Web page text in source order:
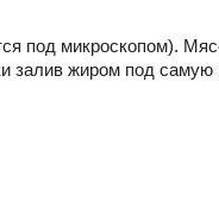
под микроскопом).
залив жиром под